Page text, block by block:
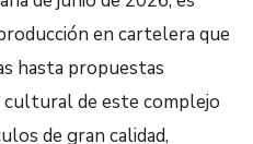
en cartelera que
hasta propuestas
de este complejo
de gran calidad,